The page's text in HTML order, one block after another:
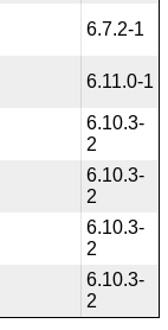
6.7.2-1
6.11.0-1
6.10.3-
2
6.10.3-
2
6.10.3-
2
6.10.3-
2